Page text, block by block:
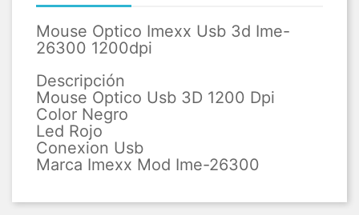
Mouse Optico Imexx Usb 3d Ime-
26300 1200dpi
Descripción
Mouse Optico Usb 3D 1200 Dpi
Color Negro
Led Rojo
Conexion Usb
Marca Imexx Mod Ime-26300